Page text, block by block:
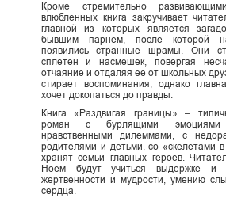
Кроме стремительно
влюбленных книга закручивает
главной из которых является
бывшим парнем, после которой
появились странные шрамы. Они
сплетен и насмешек, повергая
отчаяние и отдаляя ее от школьных
стирает воспоминания, однако
хочет докопаться до правды.
Книга «Раздвигая границы» –
роман с бурлящими
нравственными дилеммами, с
родителями и детьми, со «скелетами
хранят семьи главных героев.
Ноем будут учиться выдержке и
жертвенности и мудрости, умению
сердца.